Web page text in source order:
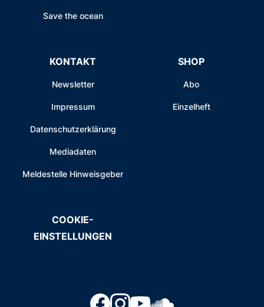
Save the ocean
KONTAKT
Newsletter
Impressum
Datenschutzerklärung
Mediadaten
Meldestelle Hinweisgeber
SHOP
Abo
Einzelheft
COOKIE-
EINSTELLUNGEN